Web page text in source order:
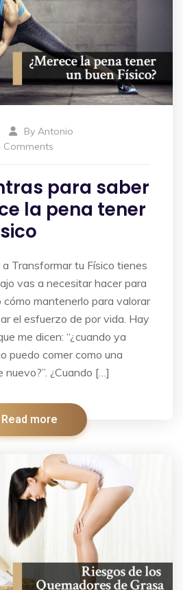
By Antonio
Comments
para saber
la pena tener
Transformar tu Físico tienes
vas a necesitar hacer para
cómo mantenerlo para valorar
el esfuerzo de por vida. Hay
me dicen: “¿cuando ya
puedo comer como una
nuevo?”. ¿Cuando […]
Read more